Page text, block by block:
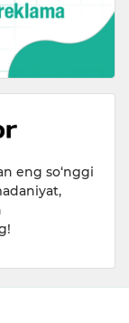
eng so‘nggi